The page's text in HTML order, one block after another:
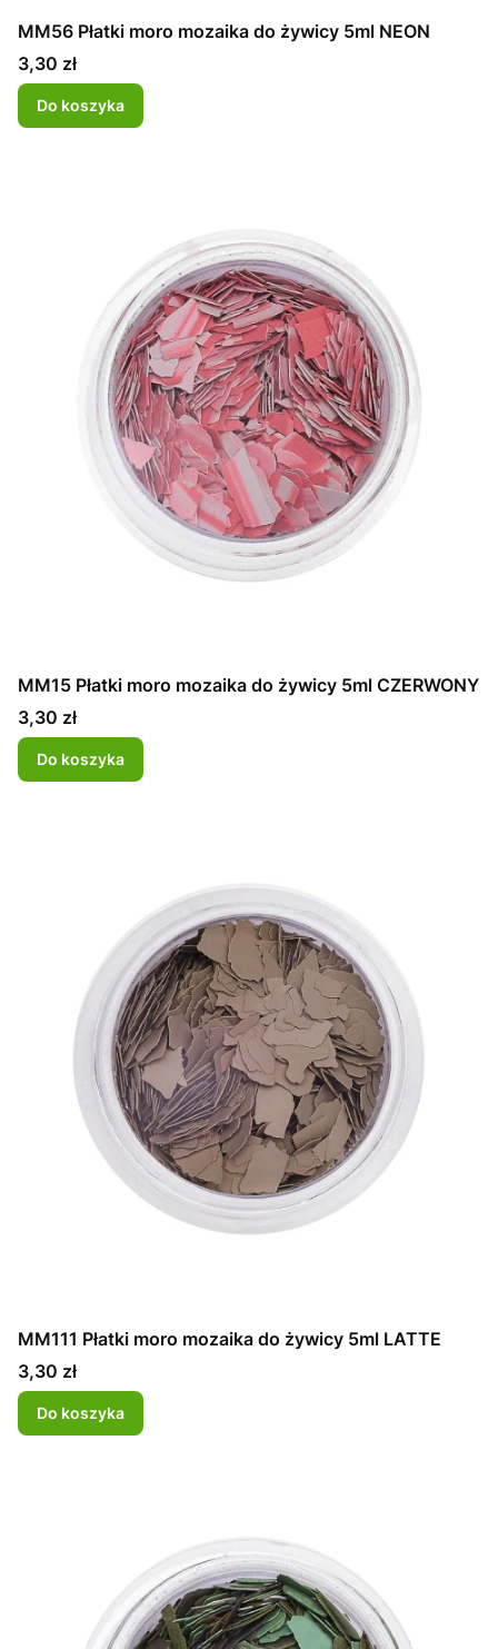
MM56 Płatki moro mozaika do żywicy 5ml NEON
Cena
3,30 zł
Do koszyka
MM15 Płatki moro mozaika do żywicy 5ml CZERWONY
Cena
3,30 zł
Do koszyka
MM111 Płatki moro mozaika do żywicy 5ml LATTE
Cena
3,30 zł
Do koszyka